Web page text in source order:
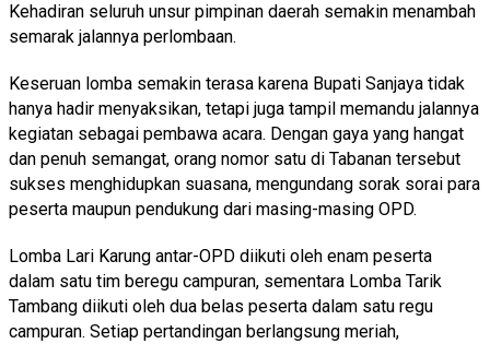
Kehadiran seluruh unsur pimpinan daerah semakin menambah
semarak jalannya perlombaan.
Keseruan lomba semakin terasa karena Bupati Sanjaya tidak
hanya hadir menyaksikan, tetapi juga tampil memandu jalannya
kegiatan sebagai pembawa acara. Dengan gaya yang hangat
dan penuh semangat, orang nomor satu di Tabanan tersebut
sukses menghidupkan suasana, mengundang sorak sorai para
peserta maupun pendukung dari masing-masing OPD.
Lomba Lari Karung antar-OPD diikuti oleh enam peserta
dalam satu tim beregu campuran, sementara Lomba Tarik
Tambang diikuti oleh dua belas peserta dalam satu regu
campuran. Setiap pertandingan berlangsung meriah,